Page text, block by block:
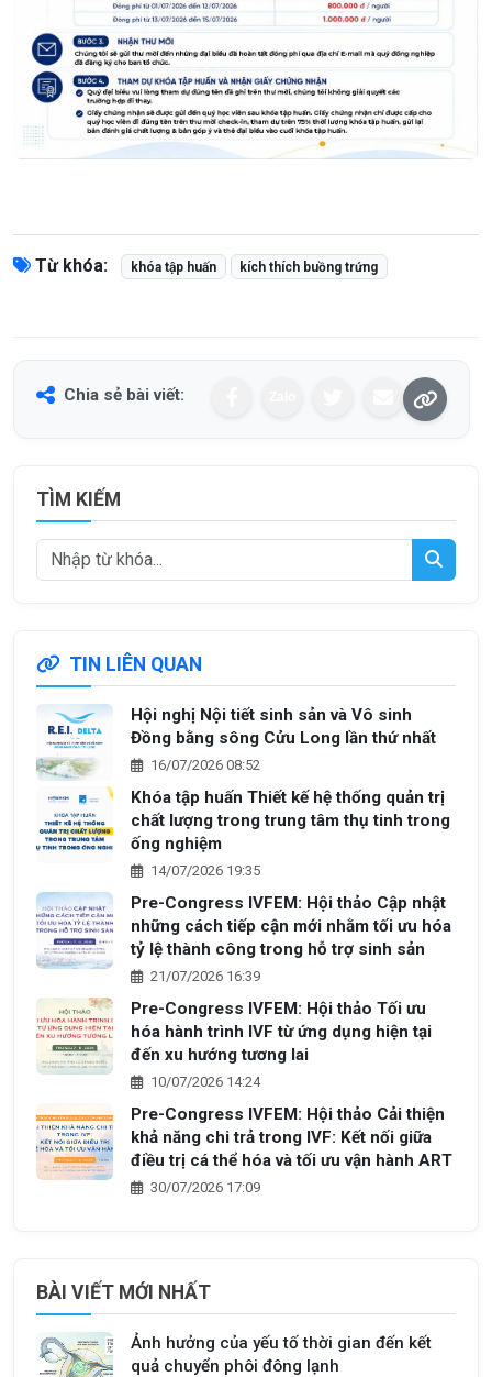
Từ khóa: khóa tập huấn kích thích buồng trứng
Chia sẻ bài viết:
TÌM KIẾM
TIN LIÊN QUAN
Hội nghị Nội tiết sinh sản và Vô sinh
Đồng bằng sông Cửu Long lần thứ nhất
16/07/2026 08:52
Khóa tập huấn Thiết kế hệ thống quản trị
chất lượng trong trung tâm thụ tinh trong
ống nghiệm
14/07/2026 19:35
Pre-Congress IVFEM: Hội thảo Cập nhật
những cách tiếp cận mới nhằm tối ưu hóa
tỷ lệ thành công trong hỗ trợ sinh sản
21/07/2026 16:39
Pre-Congress IVFEM: Hội thảo Tối ưu
hóa hành trình IVF từ ứng dụng hiện tại
đến xu hướng tương lai
10/07/2026 14:24
Pre-Congress IVFEM: Hội thảo Cải thiện
khả năng chi trả trong IVF: Kết nối giữa
điều trị cá thể hóa và tối ưu vận hành ART
30/07/2026 17:09
BÀI VIẾT MỚI NHẤT
Ảnh hưởng của yếu tố thời gian đến kết
quả chuyển phôi đông lạnh